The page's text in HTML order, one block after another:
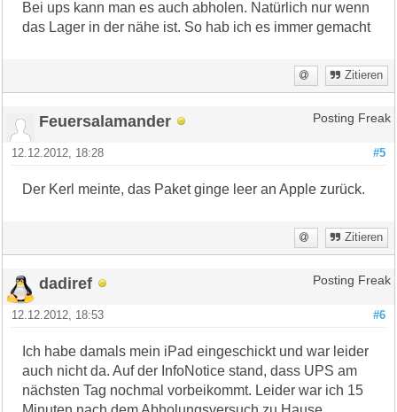
Bei ups kann man es auch abholen. Natürlich nur wenn
das Lager in der nähe ist. So hab ich es immer gemacht
Zitieren
Feuersalamander Posting Freak
#5
12.12.2012, 18:28
Der Kerl meinte, das Paket ginge leer an Apple zurück.
Zitieren
dadiref Posting Freak
#6
12.12.2012, 18:53
Ich habe damals mein iPad eingeschickt und war leider
auch nicht da. Auf der InfoNotice stand, dass UPS am
nächsten Tag nochmal vorbeikommt. Leider war ich 15